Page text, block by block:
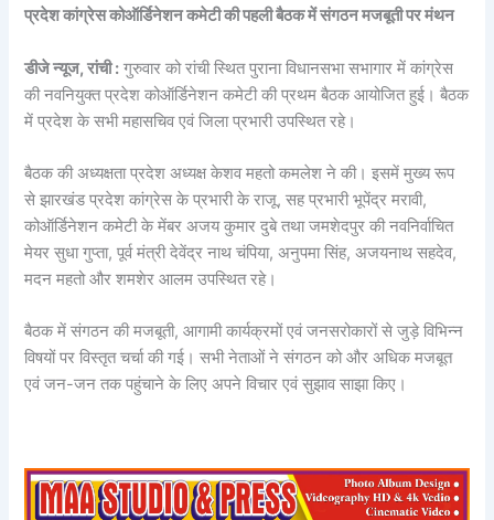
प्रदेश कांग्रेस कोऑर्डिनेशन कमेटी की पहली बैठक में संगठन मजबूती पर मंथन
डीजे न्यूज, रांची : गुरुवार को रांची स्थित पुराना विधानसभा सभागार में कांग्रेस
की नवनियुक्त प्रदेश कोऑर्डिनेशन कमेटी की प्रथम बैठक आयोजित हुई। बैठक
में प्रदेश के सभी महासचिव एवं जिला प्रभारी उपस्थित रहे।
बैठक की अध्यक्षता प्रदेश अध्यक्ष केशव महतो कमलेश ने की। इसमें मुख्य रूप
से झारखंड प्रदेश कांग्रेस के प्रभारी के राजू, सह प्रभारी भूपेंद्र मरावी,
कोऑर्डिनेशन कमेटी के मेंबर अजय कुमार दुबे तथा जमशेदपुर की नवनिर्वाचित
मेयर सुधा गुप्ता, पूर्व मंत्री देवेंद्र नाथ चंपिया, अनुपमा सिंह, अजयनाथ सहदेव,
मदन महतो और शमशेर आलम उपस्थित रहे।
बैठक में संगठन की मजबूती, आगामी कार्यक्रमों एवं जनसरोकारों से जुड़े विभिन्न
विषयों पर विस्तृत चर्चा की गई। सभी नेताओं ने संगठन को और अधिक मजबूत
एवं जन-जन तक पहुंचाने के लिए अपने विचार एवं सुझाव साझा किए।